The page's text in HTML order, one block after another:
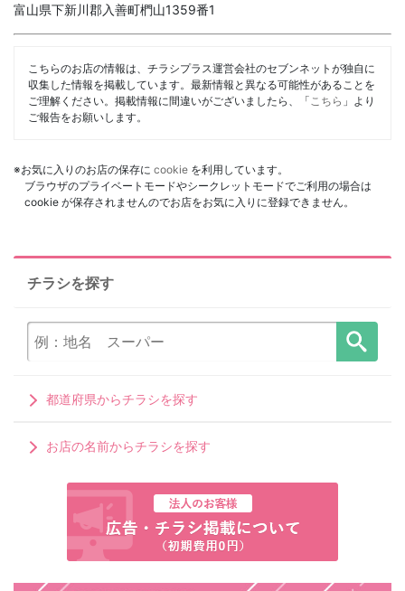
富山県下新川郡入善町椚山1359番1
こちらのお店の情報は、チラシプラス運営会社のセブンネットが独自に
収集した情報を掲載しています。最新情報と異なる可能性があることを
ご理解ください。掲載情報に間違いがございましたら、「 こちら 」より
ご報告をお願いします。
※お気に入りのお店の保存に cookie を利用しています。
ブラウザのプライベートモードやシークレットモードでご利用の場合は
cookie が保存されませんのでお店をお気に入りに登録できません。
チラシを探す
都道府県からチラシを探す
お店の名前からチラシを探す